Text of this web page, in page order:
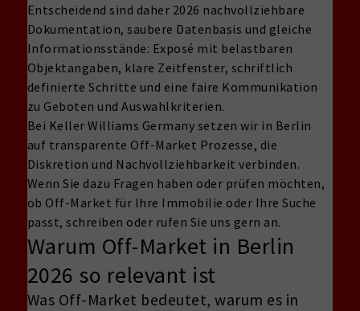
Entscheidend sind daher 2026 nachvollziehbare
Dokumentation, saubere Datenbasis und gleiche
Informationsstände: Exposé mit belastbaren
Objektangaben, klare Zeitfenster, schriftlich
definierte Schritte und eine faire Kommunikation
zu Geboten und Auswahlkriterien.
Bei Keller Williams Germany setzen wir in Berlin
auf transparente Off-Market Prozesse, die
Diskretion und Nachvollziehbarkeit verbinden.
Wenn Sie dazu Fragen haben oder prüfen möchten,
ob Off-Market für Ihre Immobilie oder Ihre Suche
passt, schreiben oder rufen Sie uns gern an.
Warum Off-Market in Berlin
2026 so relevant ist
Was Off-Market bedeutet, warum es in